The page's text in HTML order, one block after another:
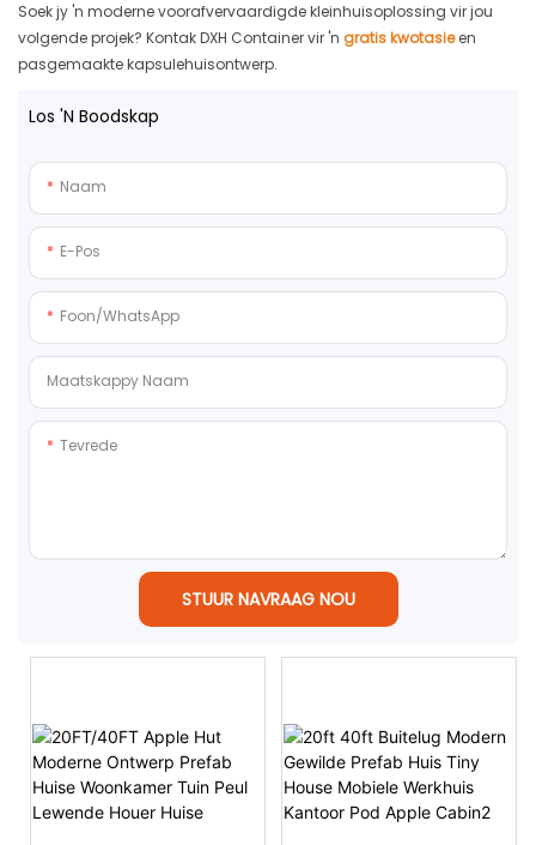
Soek jy 'n moderne voorafvervaardigde kleinhuisoplossing vir jou
volgende projek? Kontak DXH Container vir 'n gratis kwotasieen
pasgemaakte kapsulehuisontwerp.
Los 'n Boodskap
Naam
E-Pos
Foon/whatsApp
Maatskappy Naam
Tevrede
STUUR NAVRAAG NOU